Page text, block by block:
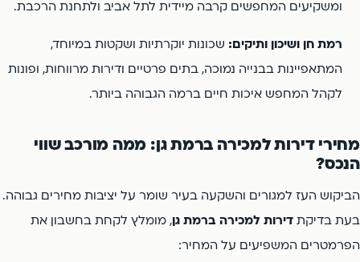
ומשקיעים המחפשים קרבה מיידית לתל אביב ולתחנת הרכבת.
רמת חן ושיכון ותיקים: שכונות יוקרתיות ושקטות במיוחד,
המתאפיינות בבנייה נמוכה, בתים פרטיים ודירות מרווחות, ופונות
לקהל המחפש איכות חיים ברמה הגבוהה ביותר.
מחירי דירות למכירה ברמת גן: ממה מורכב שווי
הנכס?
הביקוש העז למגורים והשקעה בעיר שומר על יציבות מחירים גבוהה.
בעת בדיקת דירות למכירה ברמת גן , מומלץ לקחת בחשבון את
הפרמטרים המשפיעים על המחיר: